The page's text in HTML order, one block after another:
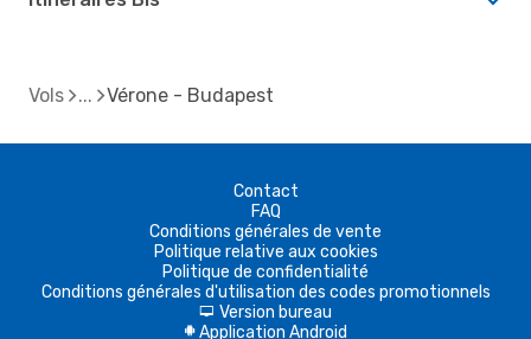
Vols Vérone - Budapest
Contact
FAQ
Conditions générales de vente
Politique relative aux cookies
Politique de confidentialité
Conditions générales d'utilisation des codes promotionnels
d Version bureau
A Application Android